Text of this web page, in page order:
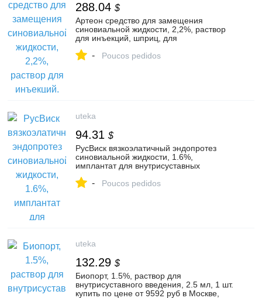
288.04 $
Артеон средство для замещения
синовиальной жидкости, 2,2%, раствор
для инъекций, шприц, для
купить по цене от 22199 руб в Москве,
- Poucos pedidos
uteka
94.31 $
РусВиск вязкоэлатичный эндопротез
синовиальной жидкости, 1.6%,
имплантат для внутрисуставных
7407 руб в Москве, заказать с доставкой
- Poucos pedidos
uteka
132.29 $
Биопорт, 1.5%, раствор для
внутрисуставного введения, 2.5 мл, 1 шт.
купить по цене от 9592 руб в Москве,